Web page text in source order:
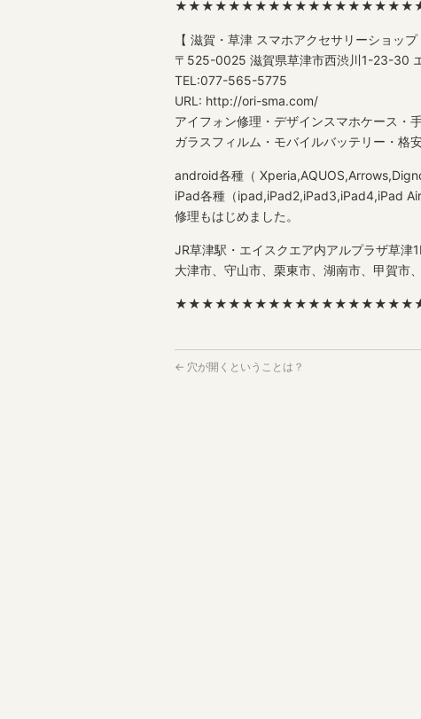
【 滋賀・草津 スマホアクセサリーショッ
〒525-0025 滋賀県草津市西渋川1-23-30
TEL:077-565-5775
URL: http://ori-sma.com/
アイフォン修理・デザインスマホケース・
ガラスフィルム・モバイルバッテリー・格
android各種（
iPad各種（ipad,iPad2,iPad3,iPad4,iPad
修理もはじめました。
JR草津駅・エイスクエア内アルプラザ草津
大津市、守山市、栗東市、湖南市、甲賀市
← 穴が開くということは？